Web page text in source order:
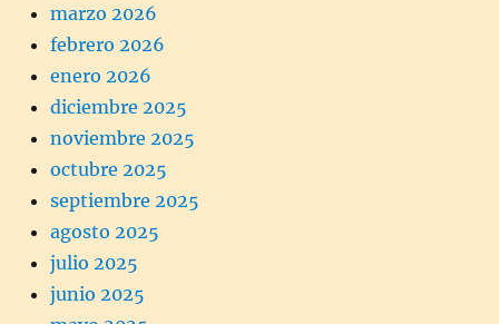
marzo 2026
febrero 2026
enero 2026
diciembre 2025
noviembre 2025
octubre 2025
septiembre 2025
agosto 2025
julio 2025
junio 2025